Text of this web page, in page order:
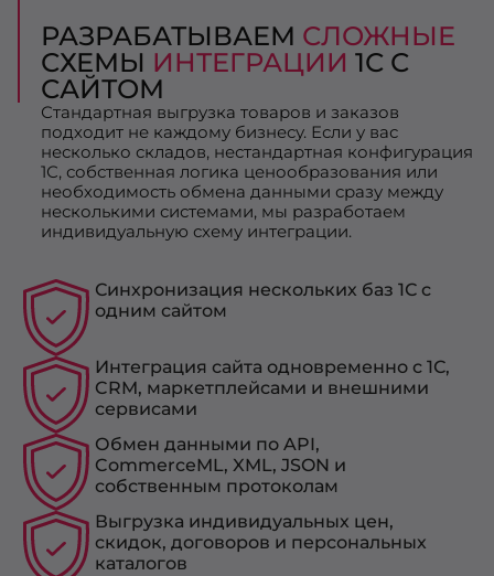
РАЗРАБАТЫВАЕМ СЛОЖНЫЕ
СХЕМЫ ИНТЕГРАЦИИ 1С С
САЙТОМ
Стандартная выгрузка товаров и заказов
подходит не каждому бизнесу. Если у вас
несколько складов, нестандартная конфигурация
1С, собственная логика ценообразования или
необходимость обмена данными сразу между
несколькими системами, мы разработаем
индивидуальную схему интеграции.
Синхронизация нескольких баз 1С с
одним сайтом
Интеграция сайта одновременно с 1С,
CRM, маркетплейсами и внешними
сервисами
Обмен данными по API,
CommerceML, XML, JSON и
собственным протоколам
Выгрузка индивидуальных цен,
скидок, договоров и персональных
каталогов